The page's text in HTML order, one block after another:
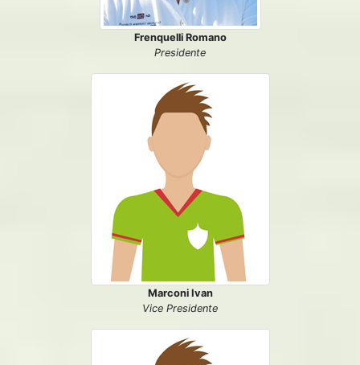
Frenquelli Romano
Presidente
Marconi Ivan
Vice Presidente